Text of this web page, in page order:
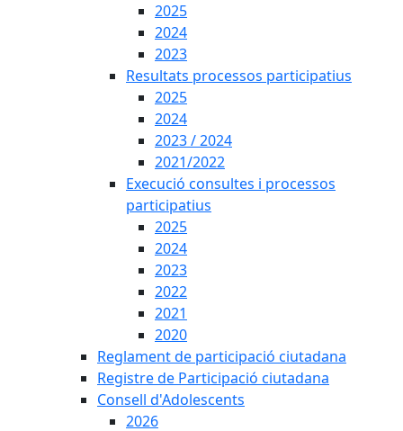
2025
2024
2023
Resultats processos participatius
2025
2024
2023 / 2024
2021/2022
Execució consultes i processos
participatius
2025
2024
2023
2022
2021
2020
Reglament de participació ciutadana
Registre de Participació ciutadana
Consell d'Adolescents
2026